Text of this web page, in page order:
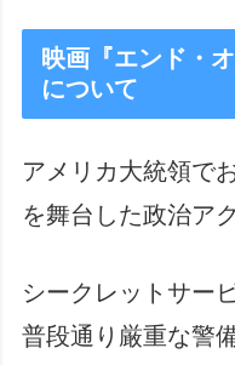
映画『エンド・
について
アメリカ大統領で
を舞台した政治ア
シークレットサー
普段通り厳重な警